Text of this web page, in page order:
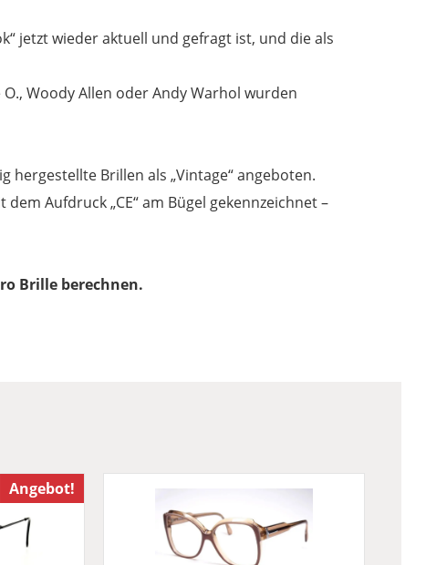
jetzt wieder aktuell und gefragt ist, und die als
Woody Allen oder Andy Warhol wurden
Brillen als „Vintage“ angeboten.
Aufdruck „CE“ am Bügel gekennzeichnet –
Brille berechnen.
Angebot!